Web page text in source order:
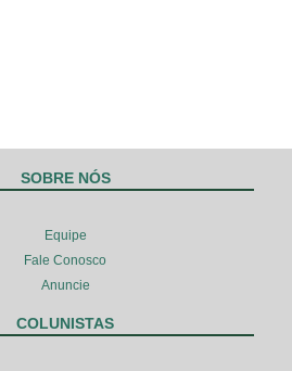
SOBRE NÓS
Equipe
Fale Conosco
Anuncie
COLUNISTAS